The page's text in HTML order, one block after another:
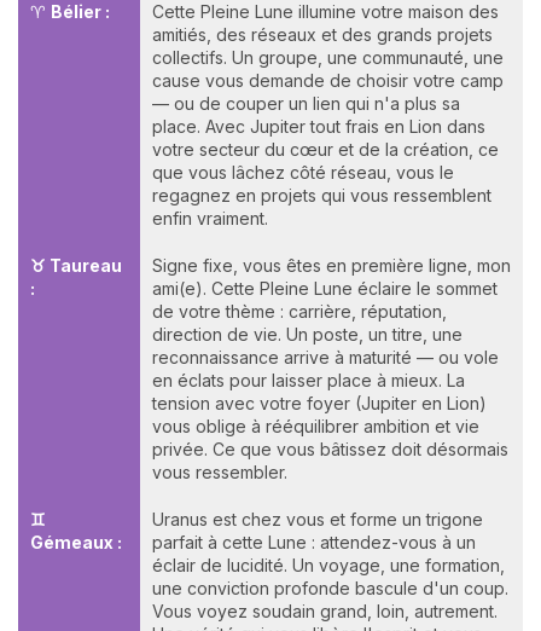
♈ Bélier :
Cette Pleine Lune illumine votre maison des
amitiés, des réseaux et des grands projets
collectifs. Un groupe, une communauté, une
cause vous demande de choisir votre camp
— ou de couper un lien qui n'a plus sa
place. Avec Jupiter tout frais en Lion dans
votre secteur du cœur et de la création, ce
que vous lâchez côté réseau, vous le
regagnez en projets qui vous ressemblent
enfin vraiment.
♉ Taureau
:
Signe fixe, vous êtes en première ligne, mon
ami(e). Cette Pleine Lune éclaire le sommet
de votre thème : carrière, réputation,
direction de vie. Un poste, un titre, une
reconnaissance arrive à maturité — ou vole
en éclats pour laisser place à mieux. La
tension avec votre foyer (Jupiter en Lion)
vous oblige à rééquilibrer ambition et vie
privée. Ce que vous bâtissez doit désormais
vous ressembler.
♊
Gémeaux :
Uranus est chez vous et forme un trigone
parfait à cette Lune : attendez-vous à un
éclair de lucidité. Un voyage, une formation,
une conviction profonde bascule d'un coup.
Vous voyez soudain grand, loin, autrement.